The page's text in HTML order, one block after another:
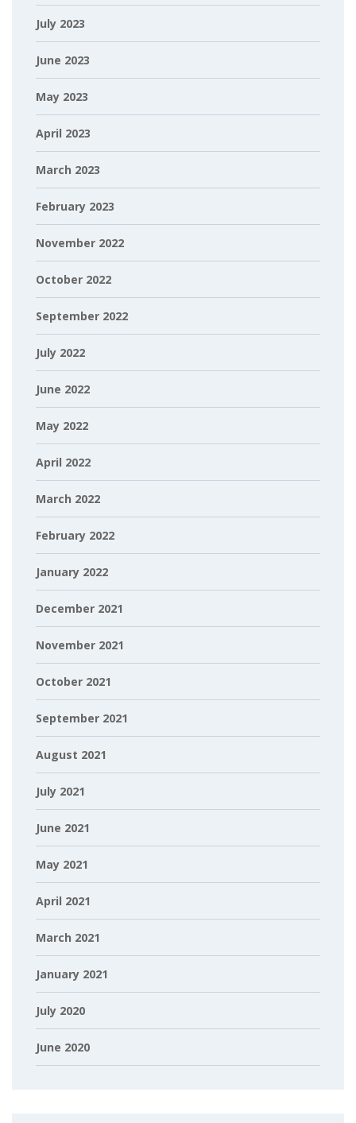
July 2023
June 2023
May 2023
April 2023
March 2023
February 2023
November 2022
October 2022
September 2022
July 2022
June 2022
May 2022
April 2022
March 2022
February 2022
January 2022
December 2021
November 2021
October 2021
September 2021
August 2021
July 2021
June 2021
May 2021
April 2021
March 2021
January 2021
July 2020
June 2020